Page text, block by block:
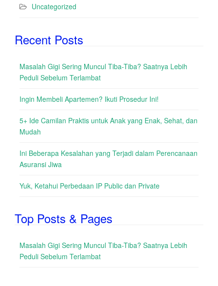
Uncategorized
Recent Posts
Masalah Gigi Sering Muncul Tiba-Tiba? Saatnya Lebih
Peduli Sebelum Terlambat
Ingin Membeli Apartemen? Ikuti Prosedur Ini!
5+ Ide Camilan Praktis untuk Anak yang Enak, Sehat, dan
Mudah
Ini Beberapa Kesalahan yang Terjadi dalam Perencanaan
Asuransi Jiwa
Yuk, Ketahui Perbedaan IP Public dan Private
Top Posts & Pages
Masalah Gigi Sering Muncul Tiba-Tiba? Saatnya Lebih
Peduli Sebelum Terlambat